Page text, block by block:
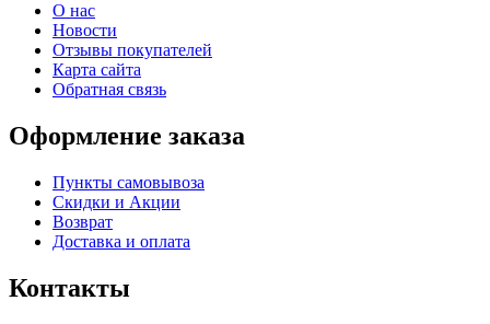
О нас
Новости
Отзывы покупателей
Карта сайта
Обратная связь
Оформление заказа
Пункты самовывоза
Скидки и Акции
Возврат
Доставка и оплата
Контакты